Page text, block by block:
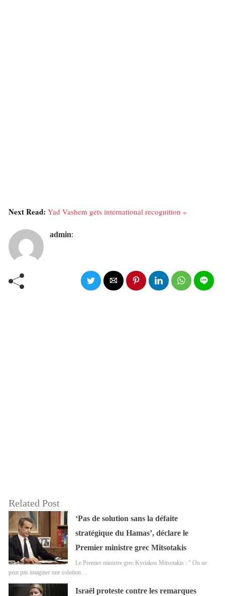
Next Read: Yad Vashem gets international recognition »
admin:
Related Post
‘Pas de solution sans la défaite
stratégique du Hamas’, déclare le
Premier ministre grec Mitsotakis
Le Premier ministre grec Kyriakos Mitsotakis : " On ne
peut pas imaginer une solution…
Israël proteste contre les remarques